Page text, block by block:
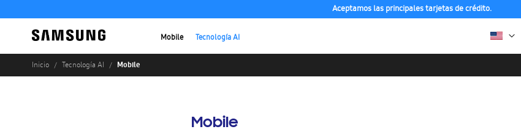
Aceptamos las principales tarjetas de crédito.
Mobile Tecnología AI
Inicio Tecnología AI Mobile
Mobile